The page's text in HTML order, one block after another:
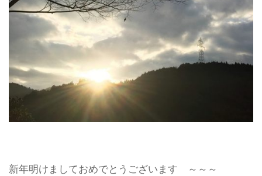
新年明けましておめでとうございます ～～～